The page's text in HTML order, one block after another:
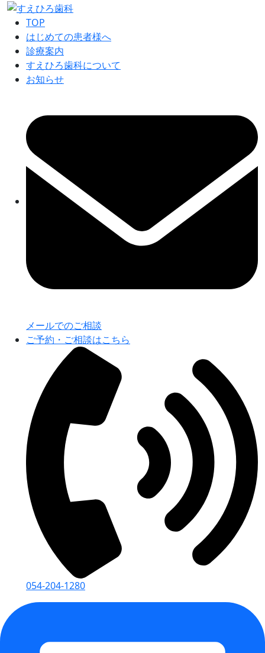
TOP
はじめての患者様へ
診療案内
すえひろ歯科について
お知らせ
メールでのご相談
ご予約・ご相談はこちら
054-204-1280